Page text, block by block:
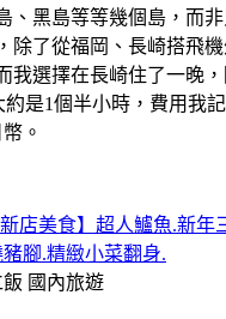
、黑島等等幾個島，而
除了從福岡、長崎搭飛
我選擇在長崎住了一晚
是1個半小時，費用我
。
新店美食】超人鱸魚.新年
腳.精緻小菜翻身.
國內旅遊